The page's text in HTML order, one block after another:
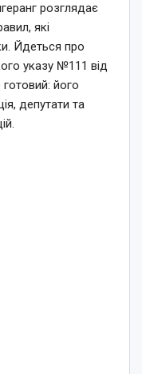
розглядає
які
Йдеться про
указу №111 від
його
депутати та